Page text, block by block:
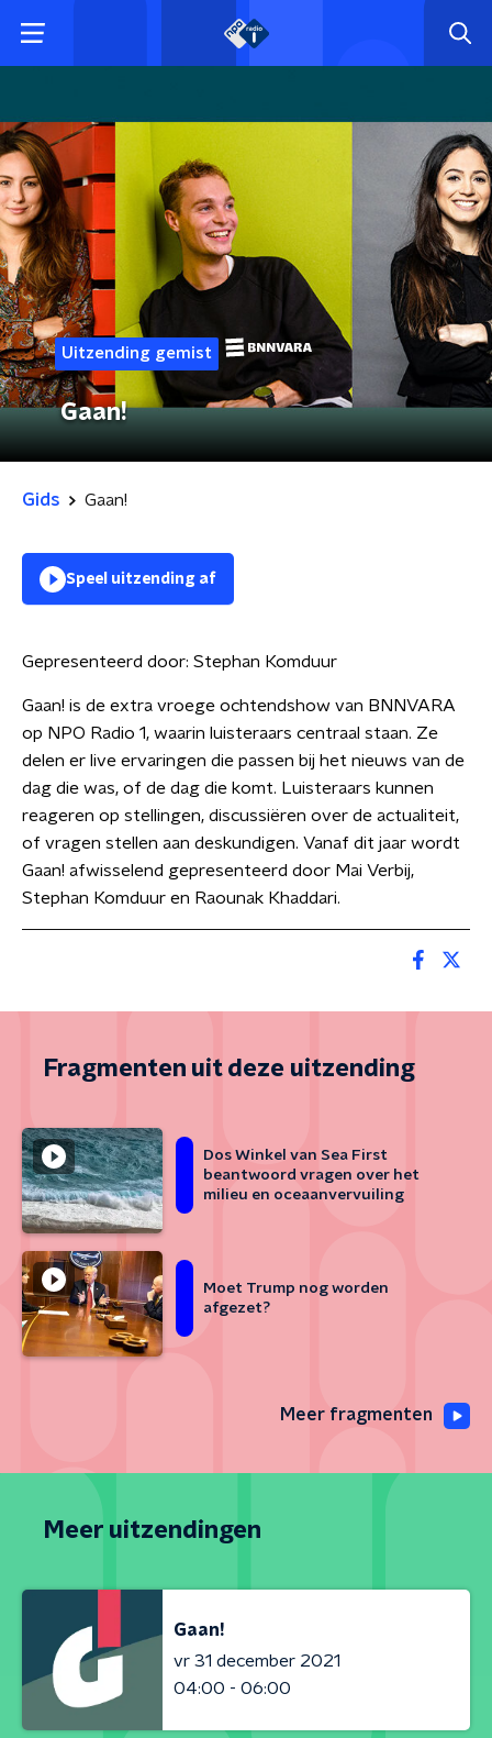
Uitzending gemist
Gaan!
Gids Gaan!
Speel uitzending af
Gepresenteerd door: Stephan Komduur
Gaan! is de extra vroege ochtendshow van BNNVARA
op NPO Radio 1, waarin luisteraars centraal staan. Ze
delen er live ervaringen die passen bij het nieuws van de
dag die was, of de dag die komt. Luisteraars kunnen
reageren op stellingen, discussiëren over de actualiteit,
of vragen stellen aan deskundigen. Vanaf dit jaar wordt
Gaan! afwisselend gepresenteerd door Mai Verbij,
Stephan Komduur en Raounak Khaddari.
Fragmenten uit deze uitzending
Dos Winkel van Sea First
beantwoord vragen over het
milieu en oceaanvervuiling
Moet Trump nog worden
afgezet?
Meer fragmenten
Meer uitzendingen
Gaan!
vr 31 december 2021
04:00 - 06:00